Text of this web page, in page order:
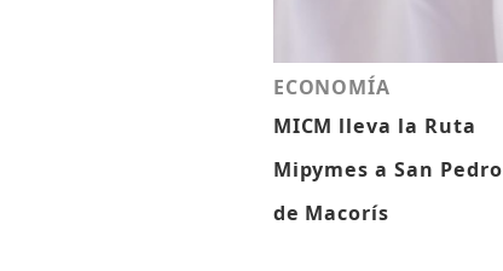
ECONOMÍA
MICM lleva la Ruta
Mipymes a San Pedro
de Macorís